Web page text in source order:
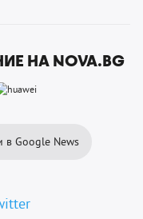
НА NOVA.BG
в Google News